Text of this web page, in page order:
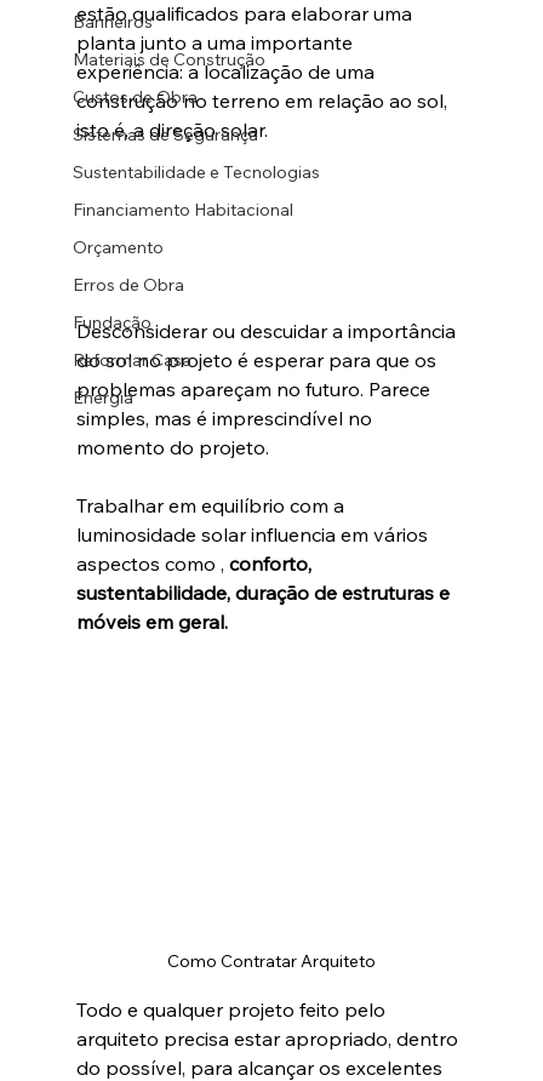
Banheiros
Materiais de Construção
Custos de Obra
Sistemas de Segurança
Sustentabilidade e Tecnologias
Financiamento Habitacional
Orçamento
Erros de Obra
Fundação
Reformar Casa
Energia
estão qualificados para elaborar uma
planta junto a uma importante
experiência: a localização de uma
construção no terreno em relação ao sol,
isto é, a direção solar.
Desconsiderar ou descuidar a importância
do sol no projeto é esperar para que os
problemas apareçam no futuro. Parece
simples, mas é imprescindível no
momento do projeto.
Trabalhar em equilíbrio com a
luminosidade solar influencia em vários
aspectos como , conforto,
sustentabilidade, duração de estruturas e
móveis em geral.
Como Contratar Arquiteto
Todo e qualquer projeto feito pelo
arquiteto precisa estar apropriado, dentro
do possível, para alcançar os excelentes